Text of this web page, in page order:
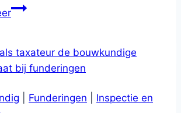
Wat
taxateur
eigenlijk?
Funderingen
Inspectie en